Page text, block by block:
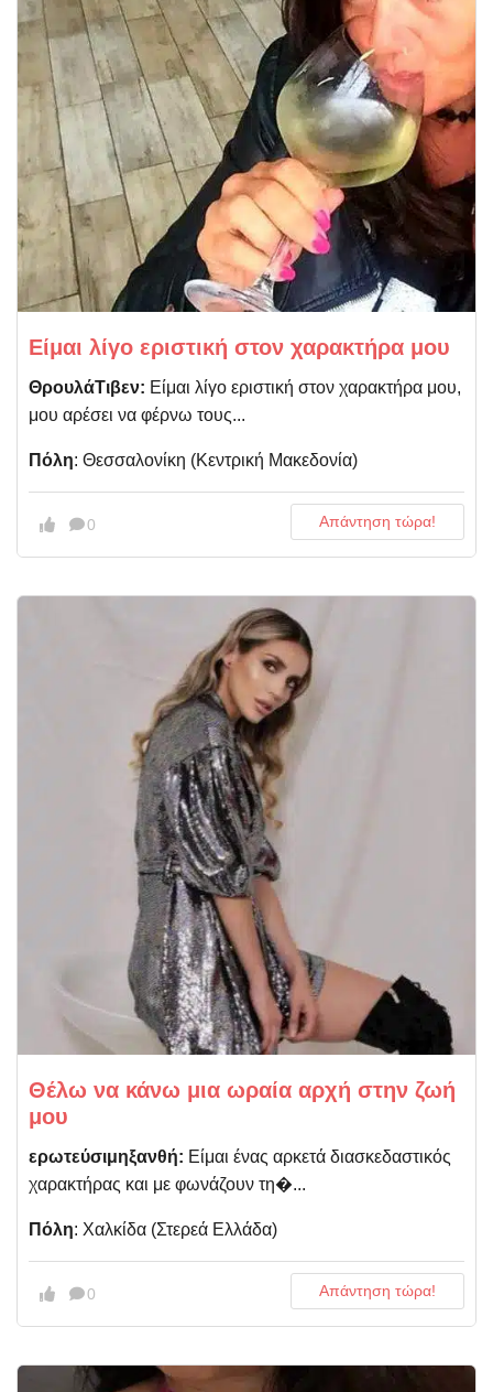
Είμαι λίγο εριστική στον χαρακτήρα μου
ΘρουλάΤιβεν: Είμαι λίγο εριστική στον χαρακτήρα μου,
μου αρέσει να φέρνω τους...
Πόλη: Θεσσαλονίκη (Kεντρική Μακεδονία)
0 Απάντηση τώρα!
Θέλω να κάνω μια ωραία αρχή στην ζωή
μου
ερωτεύσιμηξανθή: Είμαι ένας αρκετά διασκεδαστικός
χαρακτήρας και με φωνάζουν τη�...
Πόλη: Χαλκίδα (Στερεά Ελλάδα)
0 Απάντηση τώρα!